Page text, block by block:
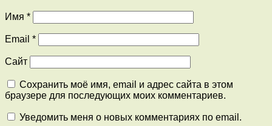
Имя *
Email *
Сайт
Сохранить моё имя, email и адрес сайта в этом
браузере для последующих моих комментариев.
Уведомить меня о новых комментариях по email.